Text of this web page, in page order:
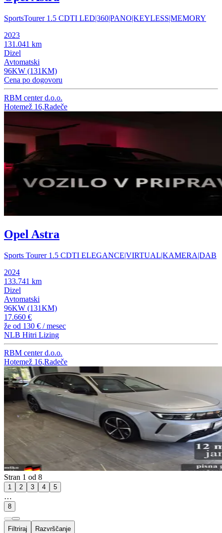
SportsTourer 1.5 CDTI LED|360|PANO|KEYLESS|MEMORY
2023
131.041 km
Dizel
Avtomatski
96KW (131KM)
Cena po dogovoru
RBM center d.o.o.
Hotemež 16,Radeče
Opel Astra
Sports Tourer 1.5 CDTI ELEGANCE|VIRTUAL|KAMERA|DAB
2024
133.741 km
Dizel
Avtomatski
96KW (131KM)
17.660 €
že od 130 € / mesec
NLB Hitri Lizing
RBM center d.o.o.
Hotemež 16,Radeče
Stran 1 od 8
1 2 3 4 5
…
8
Filtriraj Razvrščanje